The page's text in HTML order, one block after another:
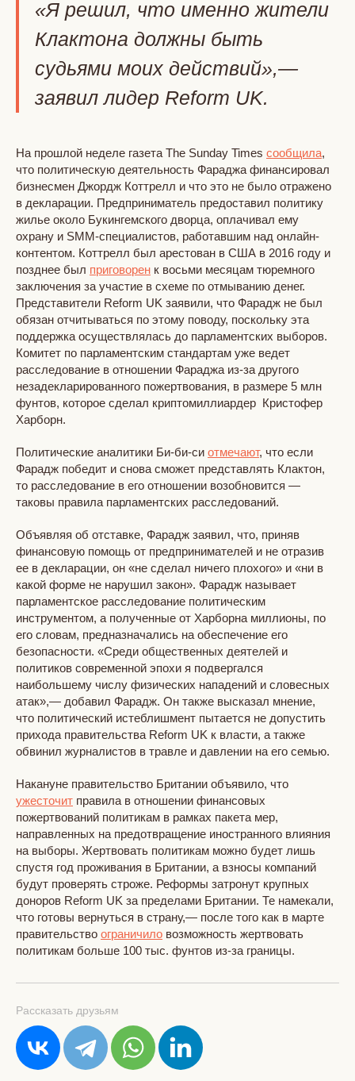
«Я решил, что именно жители
Клактона должны быть
судьями моих действий»,—
заявил лидер Reform UK.
На прошлой неделе газета The Sunday Times сообщила,
что политическую деятельность Фараджа финансировал
бизнесмен Джордж Коттрелл и что это не было отражено
в декларации. Предприниматель предоставил политику
жилье около Букингемского дворца, оплачивал ему
охрану и SMM-специалистов, работавшим над онлайн-
контентом. Коттрелл был арестован в США в 2016 году и
позднее был приговорен к восьми месяцам тюремного
заключения за участие в схеме по отмыванию денег.
Представители Reform UK заявили, что Фарадж не был
обязан отчитываться по этому поводу, поскольку эта
поддержка осуществлялась до парламентских выборов.
Комитет по парламентским стандартам уже ведет
расследование в отношении Фараджа из-за другого
незадекларированного пожертвования, в размере 5 млн
фунтов, которое сделал криптомиллиардер Кристофер
Харборн.
Политические аналитики Би-би-си отмечают, что если
Фарадж победит и снова сможет представлять Клактон,
то расследование в его отношении возобновится —
таковы правила парламентских расследований.
Объявляя об отставке, Фарадж заявил, что, приняв
финансовую помощь от предпринимателей и не отразив
ее в декларации, он «не сделал ничего плохого» и «ни в
какой форме не нарушил закон». Фарадж называет
парламентское расследование политическим
инструментом, а полученные от Харборна миллионы, по
его словам, предназначались на обеспечение его
безопасности. «Среди общественных деятелей и
политиков современной эпохи я подвергался
наибольшему числу физических нападений и словесных
атак»,— добавил Фарадж. Он также высказал мнение,
что политический истеблишмент пытается не допустить
прихода правительства Reform UK к власти, а также
обвинил журналистов в травле и давлении на его семью.
Накануне правительство Британии объявило, что
ужесточит правила в отношении финансовых
пожертвований политикам в рамках пакета мер,
направленных на предотвращение иностранного влияния
на выборы. Жертвовать политикам можно будет лишь
спустя год проживания в Британии, а взносы компаний
будут проверять строже. Реформы затронут крупных
доноров Reform UK за пределами Британии. Те намекали,
что готовы вернуться в страну,— после того как в марте
правительство ограничило возможность жертвовать
политикам больше 100 тыс. фунтов из-за границы.
Рассказать друзьям